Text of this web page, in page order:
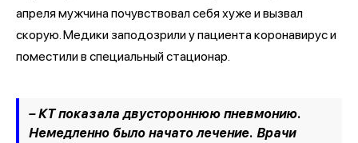
апреля мужчина почувствовал себя хуже и вызвал
скорую. Медики заподозрили у пациента коронавирус и
поместили в специальный стационар.
– КТ показала двустороннюю пневмонию.
Немедленно было начато лечение. Врачи